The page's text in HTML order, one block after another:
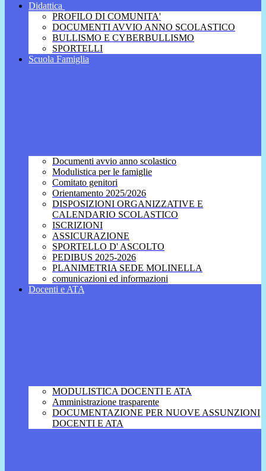
Didattica
PROFILO DI COMUNITA'
DOCUMENTI AVVIO ANNO SCOLASTICO
BULLISMO E CYBERBULLISMO
SPORTELLI
Scuola Famiglia
Documenti avvio anno scolastico
Modulistica per le famiglie
Comitato genitori
Orientamento 2025/2026
DISPOSIZIONI ORGANIZZATIVE E
CALENDARIO SCOLASTICO
ISCRIZIONI
ASSICURAZIONE
SPORTELLO D' ASCOLTO
PEDIBUS 2025-2026
PLANIMETRIA SEDE MOLINELLA
comunicazioni ed informazioni
Docenti e ATA
MODULISTICA DOCENTI E ATA
Amministrazione trasparente
DOCUMENTAZIONE PER NUOVE ASSUNZIONI
DOCENTI E ATA